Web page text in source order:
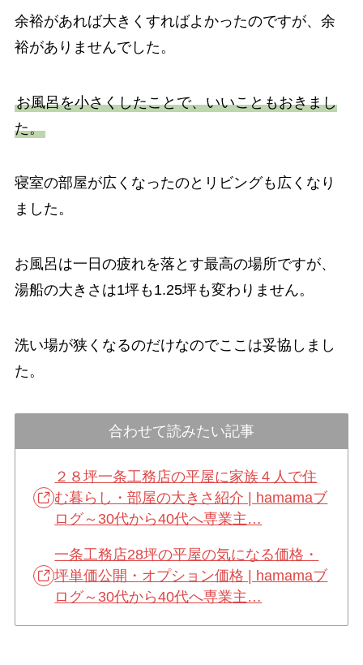
余裕があれば大きくすればよかったのですが、余
裕がありませんでした。
お風呂を小さくしたことで、いいこともおきまし
た。
寝室の部屋が広くなったのとリビングも広くなり
ました。
お風呂は一日の疲れを落とす最高の場所ですが、
湯船の大きさは1坪も1.25坪も変わりません。
洗い場が狭くなるのだけなのでここは妥協しまし
た。
合わせて読みたい記事
２８坪一条工務店の平屋に家族４人で住
む暮らし・部屋の大きさ紹介 | hamamaブ
ログ～30代から40代へ専業主…
一条工務店28坪の平屋の気になる価格・
坪単価公開・オプション価格 | hamamaブ
ログ～30代から40代へ専業主…